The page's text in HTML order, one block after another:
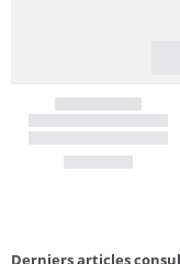
Derniers articles